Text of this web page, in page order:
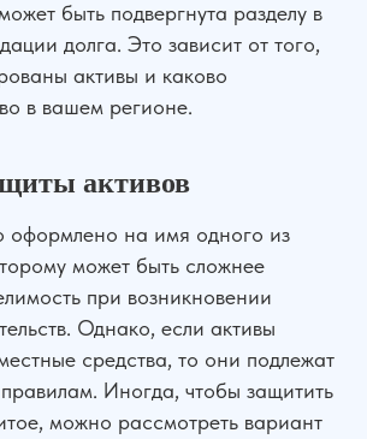
быть подвергнута разделу в
долга. Это зависит от того,
активы и каково
в вашем регионе.
активов
оформлено на имя одного из
может быть сложнее
при возникновении
Однако, если активы
средства, то они подлежат
Иногда, чтобы защитить
можно рассмотреть вариант